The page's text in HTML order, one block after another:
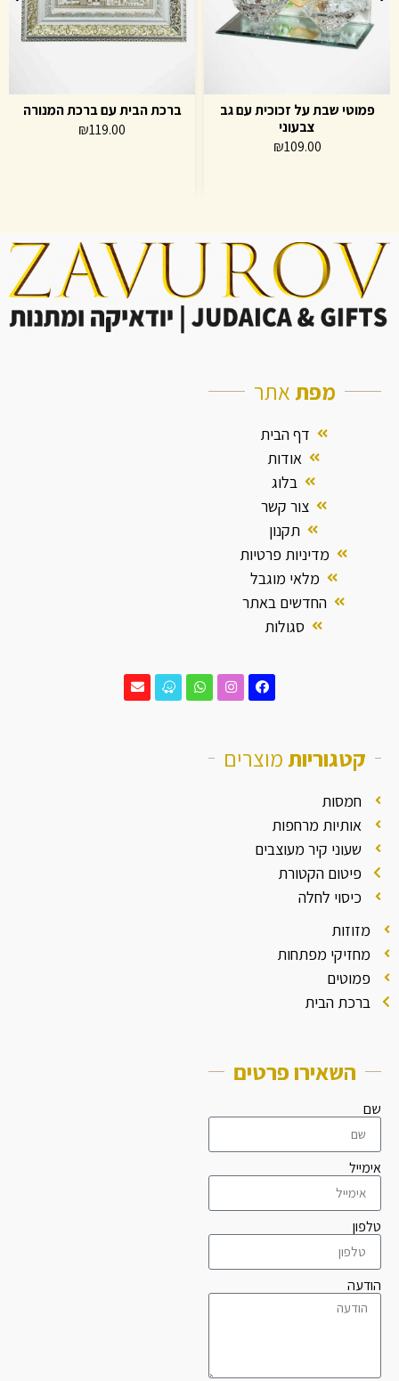
פמוטי שבת על זכוכית עם גב
צבעוני
₪109.00
ברכת הבית עם ברכת המנורה
₪119.00
מפתאתר
דף הבית
אודות
בלוג
צור קשר
תקנון
מדיניות פרטיות
מלאי מוגבל
החדשים באתר
סגולות
קטגוריותמוצרים
חמסות
אותיות מרחפות
שעוני קיר מעוצבים
פיטום הקטורת
כיסוי לחלה
מזוזות
מחזיקי מפתחות
פמוטים
ברכת הבית
השאירו פרטים
שם
אימייל
טלפון
הודעה